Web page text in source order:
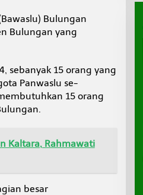
Bulungan
Bulungan yang
sebanyak 15 orang yang
Panwaslu se-
15 orang
Kaltara, Rahmawati
besar